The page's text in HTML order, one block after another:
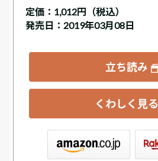
定価： 1,012円（税込）
発売日：2019年03月08日
立ち読み
くわしく見る